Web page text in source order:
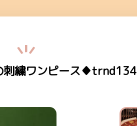
刺繍ワンピース♦trnd134